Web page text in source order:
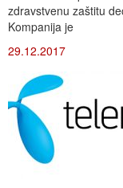
zdravstvenu zaštitu
Kompanija je
29.12.2017